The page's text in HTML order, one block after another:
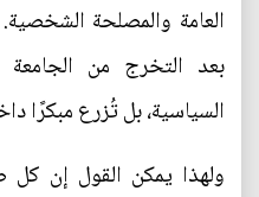
العامة والمصلحة
بعد التخرج من
السياسية، بل تُزرع مبكرًا
ولهذا يمكن القول إن